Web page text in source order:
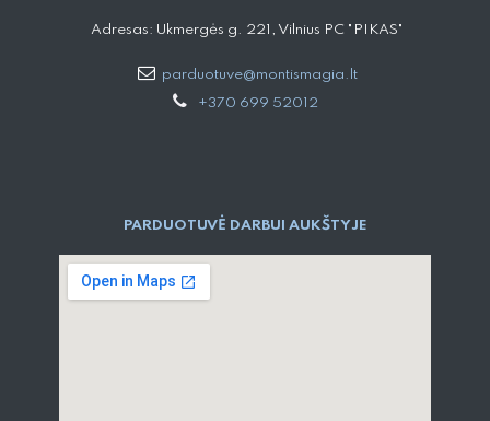
Adresas: Ukmergės g. 221, Vilnius PC "PIKAS"
parduotuve@montismagia.lt
+370 699 52012
PARDUOTUVĖ DARBUI AUKŠTYJE